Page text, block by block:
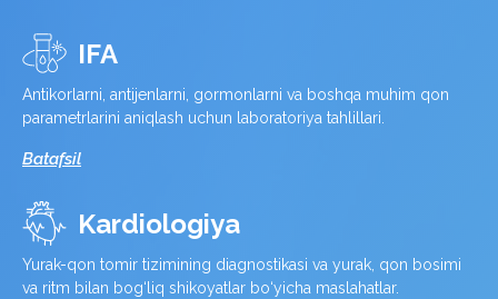
IFA
Antikorlarni, antijenlarni, gormonlarni va boshqa muhim qon
parametrlarini aniqlash uchun laboratoriya tahlillari.
Batafsil
Kardiologiya
Yurak-qon tomir tizimining diagnostikasi va yurak, qon bosimi
va ritm bilan bog‘liq shikoyatlar bo‘yicha maslahatlar.